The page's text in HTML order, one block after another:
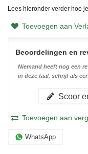
Lees hieronder verder hoe
Toevoegen aan
Beoordelingen en
Niemand heeft nog een
in deze taal, schrijf als
Scoor
Toevoegen aan
WhatsApp